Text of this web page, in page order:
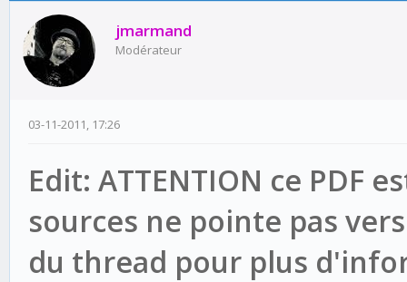
jmarmand
Modérateur
03-11-2011, 17:26
Edit: ATTENTION ce PDF
sources ne pointe pas
du thread pour plus